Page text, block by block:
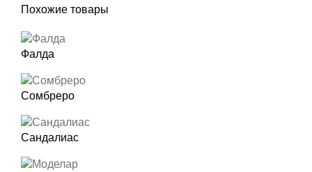
Похожие товары
Фалда
Сомбреро
Сандалиас